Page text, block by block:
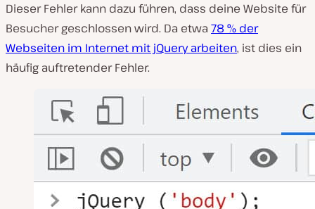
Dieser Fehler kann dazu führen, dass deine Website für
Besucher geschlossen wird. Da etwa 78 % der
Webseiten im Internet mit jQuery arbeiten, ist dies ein
häufig auftretender Fehler.